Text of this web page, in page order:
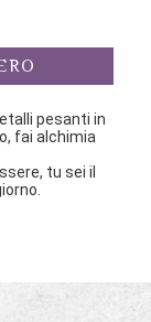
pesanti in
fai alchimia
tu sei il